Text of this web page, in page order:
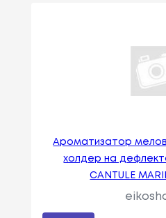
Ароматизатор
холдер на
CANTULE